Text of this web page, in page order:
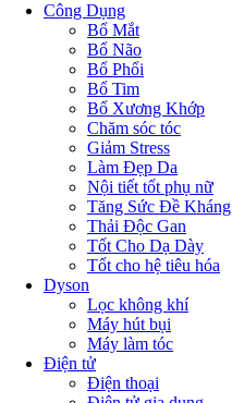
Công Dụng
Bổ Mắt
Bổ Não
Bổ Phổi
Bổ Tim
Bổ Xương Khớp
Chăm sóc tóc
Giảm Stress
Làm Đẹp Da
Nội tiết tốt phụ nữ
Tăng Sức Đề Kháng
Thải Độc Gan
Tốt Cho Dạ Dày
Tốt cho hệ tiêu hóa
Dyson
Lọc không khí
Máy hút bụi
Máy làm tóc
Điện tử
Điện thoại